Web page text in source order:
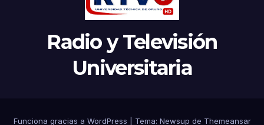
Radio y Televisión
Universitaria
Funciona gracias a WordPress Tema: Newsup de Themeansar